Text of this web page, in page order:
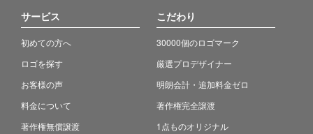
サービス
初めての方へ
ロゴを探す
お客様の声
料金について
著作権無償譲渡
こだわり
30000個のロゴマーク
厳選プロデザイナー
明朗会計・追加料金ゼロ
著作権完全譲渡
1点ものオリジナル